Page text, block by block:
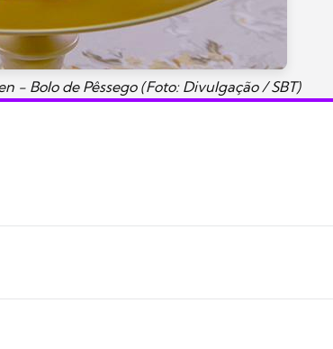
- Bolo de Pêssego (Foto: Divulgação / SBT)